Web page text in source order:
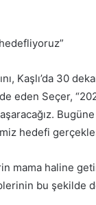
Kaşlı’da 30
eden Seçer,
Bugüne
hedefi
mama haline
bu şekilde